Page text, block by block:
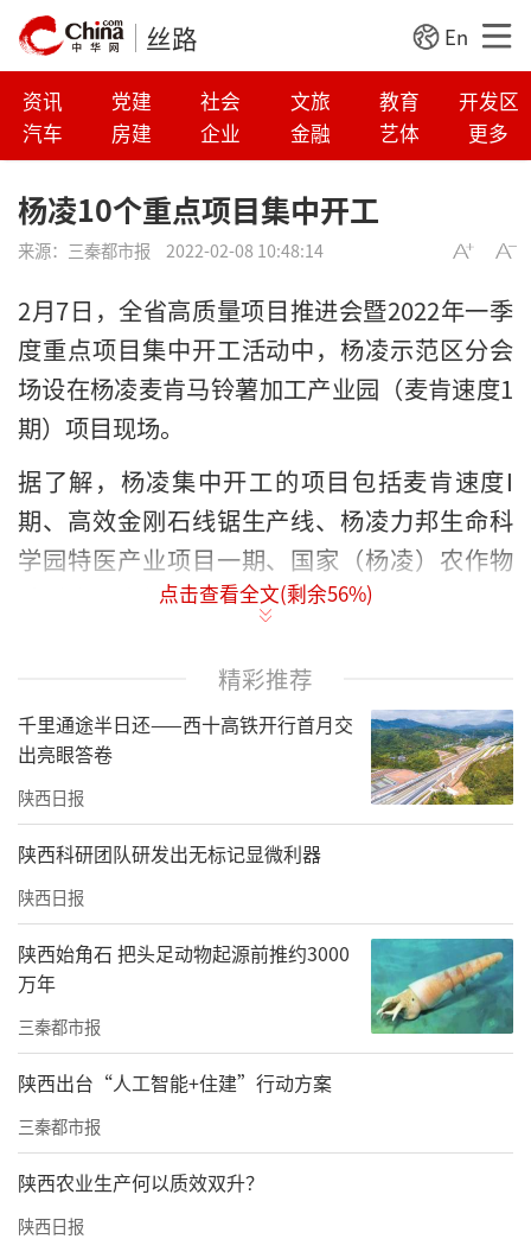
丝路 En
资讯 党建 社会 文旅 教育
开发区
汽车
房建 企业 金融 艺体 更多
杨凌10个重点项目集中开工
来源： 三秦都市报 2022-02-08 10:48:14
2月7日，全省高质量项目推进会暨2022年一季
度重点项目集中开工活动中，杨凌示范区分会
场设在杨凌麦肯马铃薯加工产业园（麦肯速度1
期）项目现场。
据了解，杨凌集中开工的项目包括麦肯速度I
期、高效金刚石线锯生产线、杨凌力邦生命科
学园特医产业项目一期、国家（杨凌）农作物
种质资源中转隔离基地、杨凌综合保税区项目
目，总投资43亿元。杨凌示范区2022年共安排
重点项目138个，总投资567亿元，年度投资14
3亿元。其中，产业化项目39个，总投资136亿
元；对外开放项目9个，总投资46亿元。创新驱
动项目12个，总投资51亿元。此外，集中开工
的项目还有基础设施建设项目、民生工程项目
等。
来源：三秦都市报
记者：孙建恒
点击查看全文(剩余56%)
精彩推荐
千里通途半日还——西十高铁开行首月交
出亮眼答卷
陕西日报
陕西科研团队研发出无标记显微利器
陕西日报
陕西始角石 把头足动物起源前推约3000
万年
三秦都市报
陕西出台“人工智能+住建”行动方案
三秦都市报
陕西农业生产何以质效双升？
陕西日报